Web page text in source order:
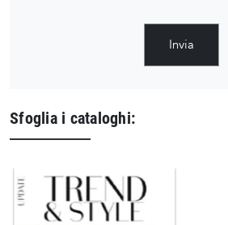
Invia
Sfoglia i cataloghi: